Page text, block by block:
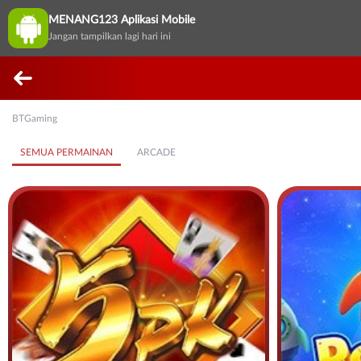
MENANG123 Aplikasi Mobile
Jangan tampilkan lagi hari ini
BTGaming
SEMUA PERMAINAN ARCADE